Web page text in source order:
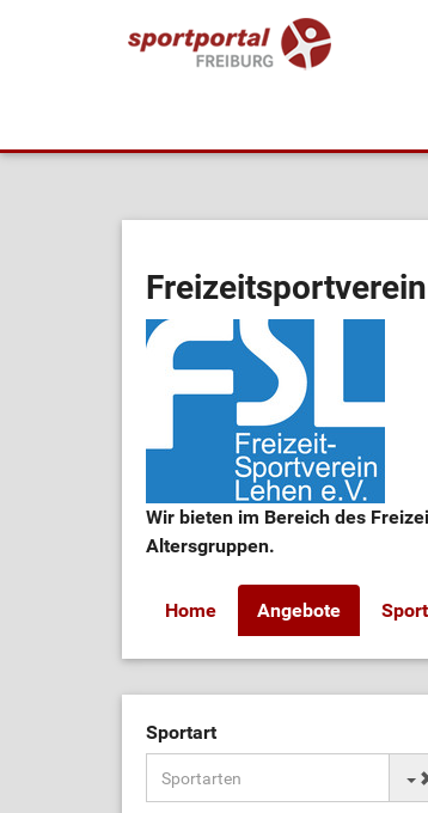
Wir bieten im Bereich des
Altersgruppen.
Home Angebote
Sportart